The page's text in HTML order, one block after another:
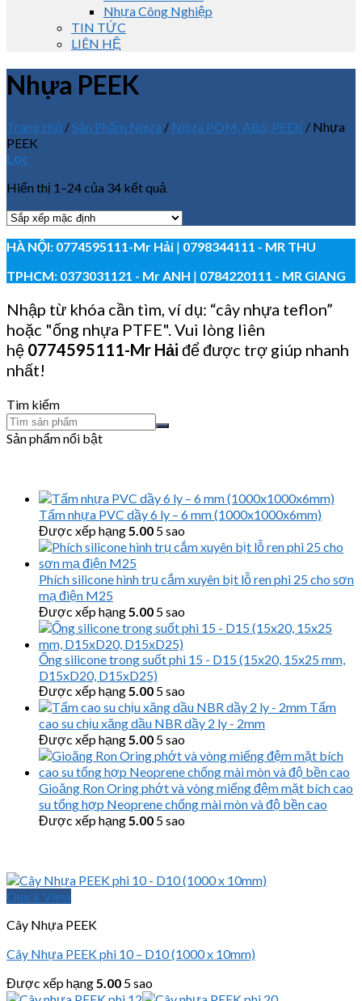
Nhựa Công Nghiệp
TIN TỨC
LIÊN HỆ
Nhựa PEEK
Trang chủ /Sản Phẩm Nhựa / Nhựa POM, ABS, PEEK / Nhựa
PEEK
Lọc
Hiển thị 1–24 của 34 kết quả
HÀ NỘI: 0774595111-Mr Hải | 0798344111 - MR THU
TPHCM: 0373031121 - Mr ANH | 0784220111 - MR GIANG
Nhập từ khóa cần tìm, ví dụ: “cây nhựa teflon”
hoặc "ống nhựa PTFE". Vui lòng liên
hệ 0774595111-Mr Hải để được trợ giúp nhanh
nhất!
Tìm kiếm
Sản phẩm nổi bật
Tấm nhựa PVC dầy 6 ly – 6 mm (1000x1000x6mm)
Được xếp hạng5.00 5 sao
Phích silicone hình trụ cắm xuyên bịt lỗ ren phi 25 cho sơn
mạ điện M25
Được xếp hạng5.00 5 sao
Ống silicone trong suốt phi 15 - D15 (15x20, 15x25 mm,
D15xD20, D15xD25)
Được xếp hạng5.00 5 sao
Tấm
cao su chịu xăng dầu NBR dầy 2 ly - 2mm
Được xếp hạng5.00 5 sao
Gioăng Ron Oring phớt và vòng miếng đệm mặt bích cao
su tổng hợp Neoprene chống mài mòn và độ bền cao
Được xếp hạng5.00 5 sao
Quick View
Cây Nhựa PEEK
Cây Nhựa PEEK phi 10 – D10 (1000 x 10mm)
Được xếp hạng5.00 5 sao